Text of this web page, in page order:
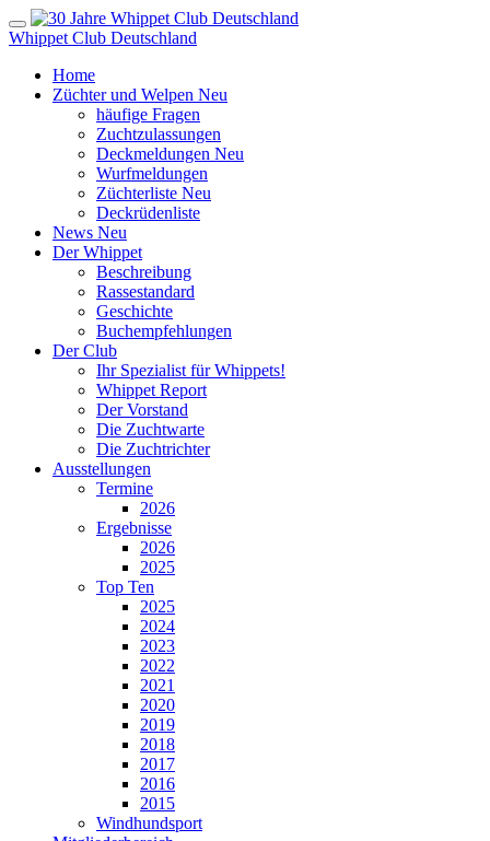
Whippet Club Deutschland
Home
Züchter und Welpen Neu
häufige Fragen
Zuchtzulassungen
Deckmeldungen Neu
Wurfmeldungen
Züchterliste Neu
Deckrüdenliste
News Neu
Der Whippet
Beschreibung
Rassestandard
Geschichte
Buchempfehlungen
Der Club
Ihr Spezialist für Whippets!
Whippet Report
Der Vorstand
Die Zuchtwarte
Die Zuchtrichter
Ausstellungen
Termine
2026
Ergebnisse
2026
2025
Top Ten
2025
2024
2023
2022
2021
2020
2019
2018
2017
2016
2015
Windhundsport